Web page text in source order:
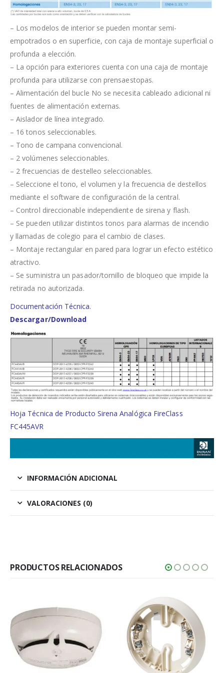
– Los modelos de interior se pueden montar semi-
empotrados o en superficie, con caja de montaje superficial o
profunda a elección.
– La opción para exteriores cuenta con una caja de montaje
profunda para utilizarse con prensaestopas.
– Alimentación del bucle No se necesita cableado adicional ni
fuentes de alimentación externas.
– Aislador de línea integrado.
– 16 tonos seleccionables.
– Tono de campana convencional.
– 2 volúmenes seleccionables.
– 2 frecuencias de destelleo seleccionables.
– Seleccione el tono, el volumen y la frecuencia de destellos
mediante el software de configuración de la central.
– Control direccionable independiente de sirena y flash.
– Se pueden utilizar distintos tonos para alarmas de incendio
y llamadas de colegio para el cambio de clases.
– Montaje rectangular en pared para lograr un efecto estético
atractivo.
– Se suministra un pasador/tornillo de bloqueo que impide la
retirada no autorizada.
Documentación Técnica.
Descargar/Download
Hoja Técnica de Producto Sirena Analógica FireClass
FC445AVR
INFORMACIÓN ADICIONAL
VALORACIONES (0)
PRODUCTOS RELACIONADOS